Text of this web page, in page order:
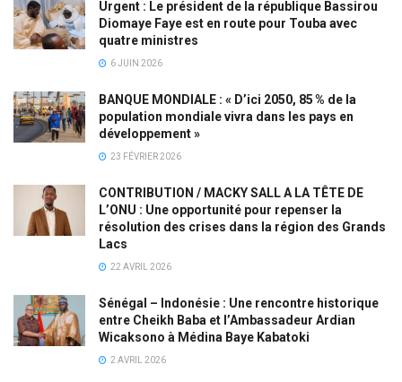
Urgent : Le président de la république Bassirou
Diomaye Faye est en route pour Touba avec
quatre ministres
6 JUIN 2026
BANQUE MONDIALE : « D’ici 2050, 85 % de la
population mondiale vivra dans les pays en
développement »
23 FÉVRIER 2026
CONTRIBUTION / MACKY SALL A LA TÊTE DE
L’ONU : Une opportunité pour repenser la
résolution des crises dans la région des Grands
Lacs
22 AVRIL 2026
Sénégal – Indonésie : Une rencontre historique
entre Cheikh Baba et l’Ambassadeur Ardian
Wicaksono à Médina Baye Kabatoki
2 AVRIL 2026